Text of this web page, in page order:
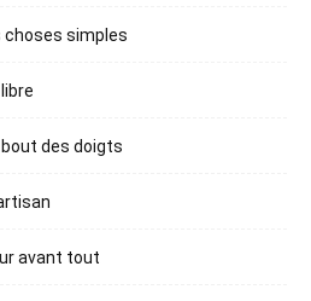
choses simples
bout des doigts
avant tout